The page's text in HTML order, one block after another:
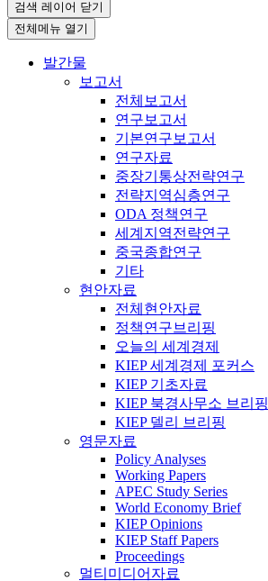
검색 레이어 닫기
전체메뉴 열기
발간물
보고서
전체보고서
연구보고서
기본연구보고서
연구자료
중장기통상전략연구
전략지역심층연구
ODA 정책연구
세계지역전략연구
중국종합연구
기타
현안자료
전체현안자료
정책연구브리핑
오늘의 세계경제
KIEP 세계경제 포커스
KIEP 기초자료
KIEP 북경사무소 브리핑
KIEP 델리 브리핑
영문자료
Policy Analyses
Working Papers
APEC Study Series
World Economy Brief
KIEP Opinions
KIEP Staff Papers
Proceedings
멀티미디어자료